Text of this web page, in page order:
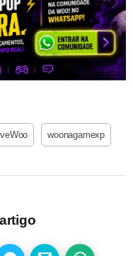
woonagamexp